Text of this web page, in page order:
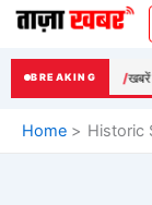
Skip
content
BREAKING खबरें
Home Historic